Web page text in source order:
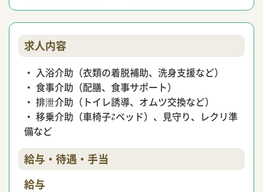
求人内容
・ 入浴介助（衣類の着脱補助、洗身支援など）
・ 食事介助（配膳、食事サポート）
・ 排泄介助（トイレ誘導、オムツ交換など）
・ 移乗介助（車椅子⇄ベッド）、見守り、レクリ準
備など
給与・待遇・手当
給与